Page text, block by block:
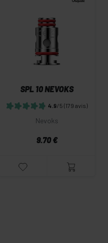
SPL 10 NEVOKS
4.9/5 (179 avis)
Nevoks
9.70 €